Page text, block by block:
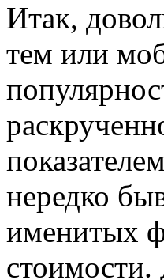
Итак,
тем или
нередко
именитых